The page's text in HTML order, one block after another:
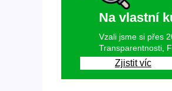
Na vlastní
Vzali jsme si přes
Transparentnosti,
Zjistit víc